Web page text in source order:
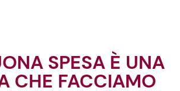
CHE FACCIAMO